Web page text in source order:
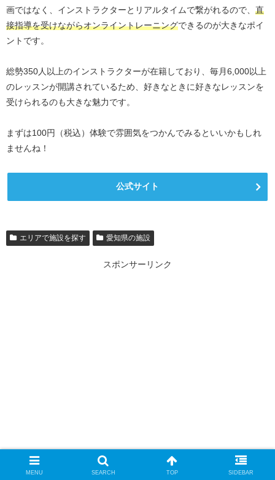
画ではなく、インストラクターとリアルタイムで繋がれるので、 直
接指導を受けながらオンライントレーニングできるのが大きなポイ
ントです。
総勢350人以上のインストラクターが在籍しており、毎月6,000以上
のレッスンが開講されているため、好きなときに好きなレッスンを
受けられるのも大きな魅力です。
まずは100円（税込）体験で雰囲気をつかんでみるといいかもしれ
ませんね！
公式サイト
エリアで施設を探す 愛知県の施設
スポンサーリンク
MENU SEARCH TOP SIDEBAR